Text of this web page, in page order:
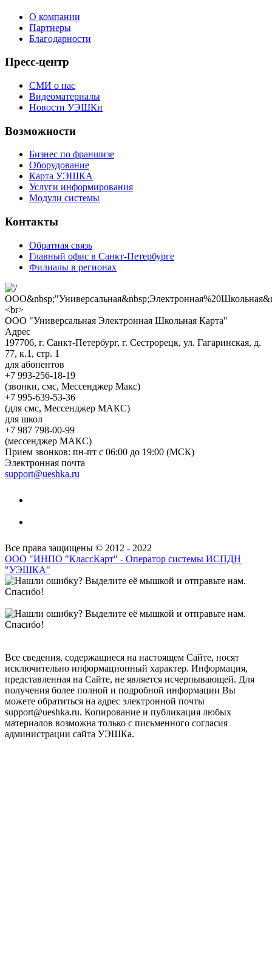
О компании
Партнеры
Благодарности
Пресс-центр
СМИ о нас
Видеоматериалы
Новости УЭШКи
Возможности
Бизнес по франшизе
Оборудование
Карта УЭШКА
Услуги информирования
Модули системы
Контакты
Обратная связь
Главный офис в Санкт-Петербурге
Филиалы в регионах
ООО "Универсальная Электронная Школьная Карта"
Адрес
197706, г. Санкт-Петербург, г. Сестрорецк, ул. Гагаринская, д.
77, к.1, стр. 1
для абонентов
+7 993-256-18-19
(звонки, смс, Мессенджер Макс)
+7 995-639-53-36
(для смс, Мессенджер МАКС)
для школ
+7 987 798-00-99
(мессенджер МАКС)
Прием звонков: пн-пт с 06:00 до 19:00 (МСК)
Электронная почта
support@ueshka.ru
Все права защищены © 2012 - 2022
ООО "ИНПО "КлассКарт" - Оператор системы ИСПДН
"УЭШКА"
Все сведения, содержащиеся на настоящем Сайте, носят
исключительно информационный характер. Информация,
представленная на Сайте, не является исчерпывающей. Для
получения более полной и подробной информации Вы
можете обратиться на адрес электронной почты
support@ueshka.ru. Копирование и публикация любых
материалов возможна только с письменного согласия
администрации сайта УЭШКа.